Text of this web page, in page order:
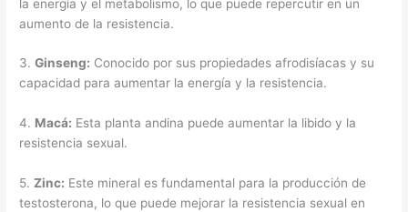
la energía y el metabolismo, lo que puede repercutir en un
aumento de la resistencia.
3.Ginseng: Conocido por sus propiedades afrodisíacas y su
capacidad para aumentar la energía y la resistencia.
4. Macá: Esta planta andina puede aumentar la libido y la
resistencia sexual.
5.Zinc: Este mineral es fundamental para la producción de
testosterona, lo que puede mejorar la resistencia sexual en